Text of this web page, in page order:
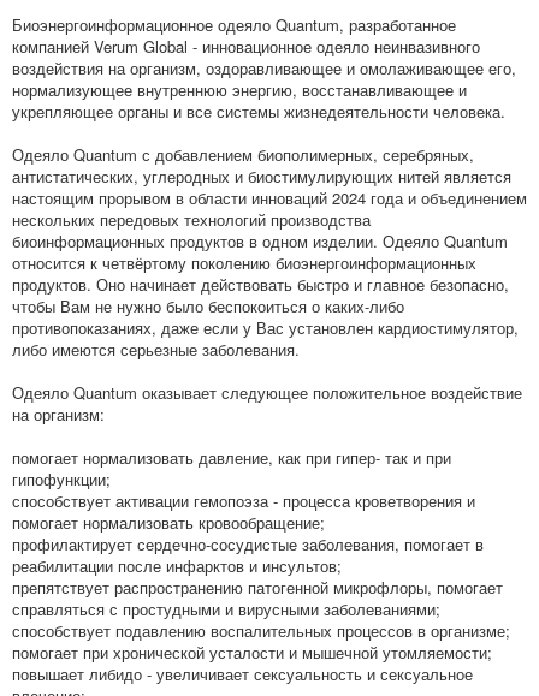
Биоэнергоинформационное одеяло Quantum, разработанное
компанией Verum Global - инновационное одеяло неинвазивного
воздействия на организм, оздоравливающее и омолаживающее его,
нормализующее внутреннюю энергию, восстанавливающее и
укрепляющее органы и все системы жизнедеятельности человека.
Одеяло Quantum с добавлением биополимерных, серебряных,
антистатических, углеродных и биостимулирующих нитей является
настоящим прорывом в области инноваций 2024 года и объединением
нескольких передовых технологий производства
биоинформационных продуктов в одном изделии. Одеяло Quantum
относится к четвёртому поколению биоэнергоинформационных
продуктов. Оно начинает действовать быстро и главное безопасно,
чтобы Вам не нужно было беспокоиться о каких-либо
противопоказаниях, даже если у Вас установлен кардиостимулятор,
либо имеются серьезные заболевания.
Одеяло Quantum оказывает следующее положительное воздействие
на организм:
помогает нормализовать давление, как при гипер- так и при
гипофункции;
способствует активации гемопоэза - процесса кроветворения и
помогает нормализовать кровообращение;
профилактирует сердечно-сосудистые заболевания, помогает в
реабилитации после инфарктов и инсультов;
препятствует распространению патогенной микрофлоры, помогает
справляться с простудными и вирусными заболеваниями;
способствует подавлению воспалительных процессов в организме;
помогает при хронической усталости и мышечной утомляемости;
повышает либидо - увеличивает сексуальность и сексуальное